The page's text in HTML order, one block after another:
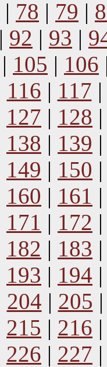
| 78 | 79 |
| 92 | 93 |
| 105 | 106
116 | 117
127 | 128
138 | 139
149 | 150
160 | 161
171 | 172
182 | 183
193 | 194
204 | 205
215 | 216
226 | 227